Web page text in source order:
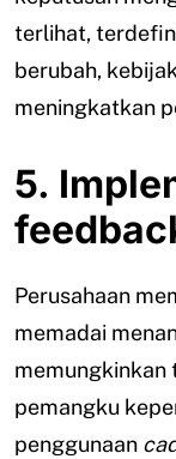
terlihat,
berubah,
meningkatkan
5.
Perusahaan
memadai
memungkinkan
pemangku
penggunaan